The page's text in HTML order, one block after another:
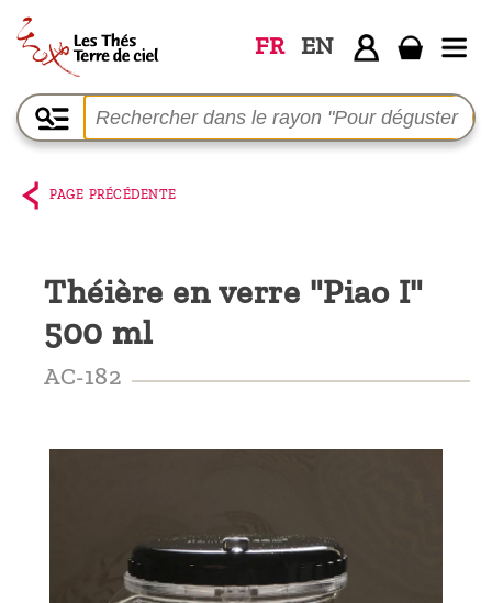
FR EN
Accueil
La
boutique
Parmi les
producteurs,
PAGE PRÉCÉDENTE
Théière en verre "Piao I"
500 ml
AC-182